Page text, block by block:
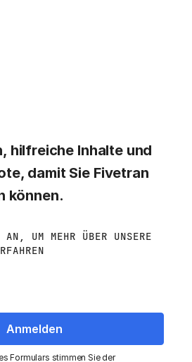
hilfreiche Inhalte und
damit Sie Fivetran
können.
UM MEHR ÜBER UNSERE
Formulars stimmen Sie der